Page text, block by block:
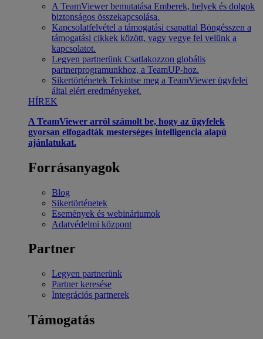
A TeamViewer bemutatása Emberek, helyek és dolgok
biztonságos összekapcsolása.
Kapcsolatfelvétel a támogatási csapattal Böngésszen a
támogatási cikkek között, vagy vegye fel velünk a
kapcsolatot.
Legyen partnerünk Csatlakozzon globális
partnerprogramunkhoz, a TeamUP-hoz.
Sikertörténetek Tekintse meg a TeamViewer ügyfelei
által elért eredményeket.
HÍREK
A TeamViewer arról számolt be, hogy az ügyfelek
gyorsan elfogadták mesterséges intelligencia alapú
ajánlatukat.
Forrásanyagok
Blog
Sikertörténetek
Események és webináriumok
Adatvédelmi központ
Partner
Legyen partnerünk
Partner keresése
Integrációs partnerek
Támogatás